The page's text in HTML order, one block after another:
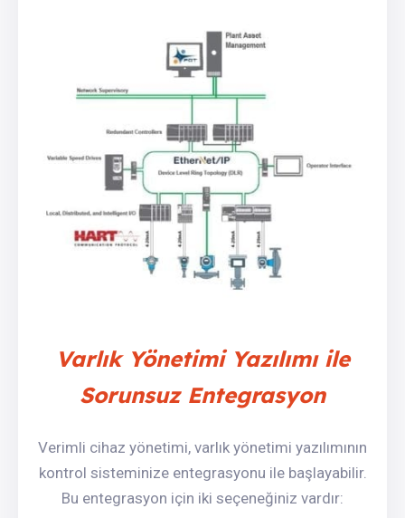
Varlık Yönetimi Yazılımı ile
Sorunsuz Entegrasyon
Verimli cihaz yönetimi, varlık yönetimi yazılımının
kontrol sisteminize entegrasyonu ile başlayabilir.
Bu entegrasyon için iki seçeneğiniz vardır: